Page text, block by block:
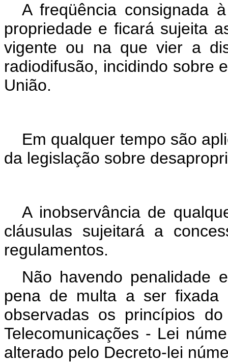
A freqüência consignada
propriedade e ficará sujeita
vigente ou na que vier a
radiodifusão, incidindo sobre
União.
Em qualquer tempo são
da legislação sobre
A inobservância de
cláusulas sujeitará a
regulamentos.
Não havendo penalidade
pena de multa a ser fixada
observadas os princípios
Telecomunicações - Lei
alterado pelo Decreto-lei